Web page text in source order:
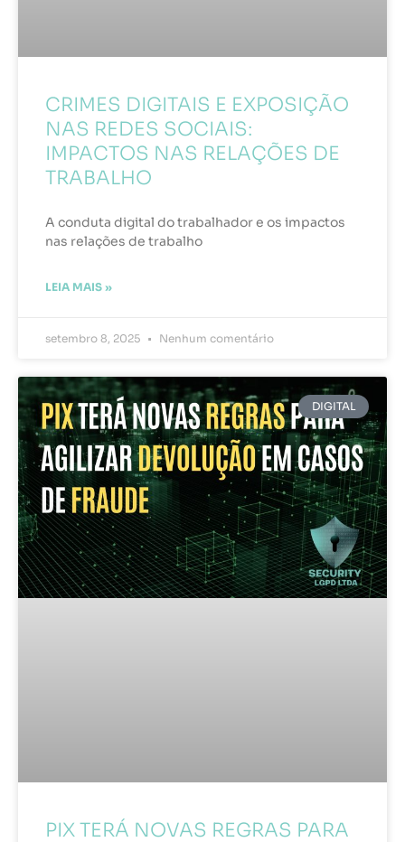
CRIMES DIGITAIS E EXPOSIÇÃO
NAS REDES SOCIAIS:
IMPACTOS NAS RELAÇÕES DE
TRABALHO
A conduta digital do trabalhador e os impactos
nas relações de trabalho
LEIA MAIS »
setembro 8, 2025 Nenhum comentário
DIGITAL
PIX TERÁ NOVAS REGRAS PARA